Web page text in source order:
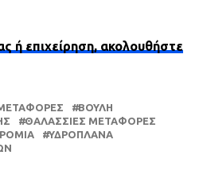
ή επιχείρηση, ακολουθήστε
ΒΟΥΛΉ
ΘΑΛΆΣΣΙΕΣ ΜΕΤΑΦΟΡΈΣ
ΥΔΡΟΠΛΆΝΑ